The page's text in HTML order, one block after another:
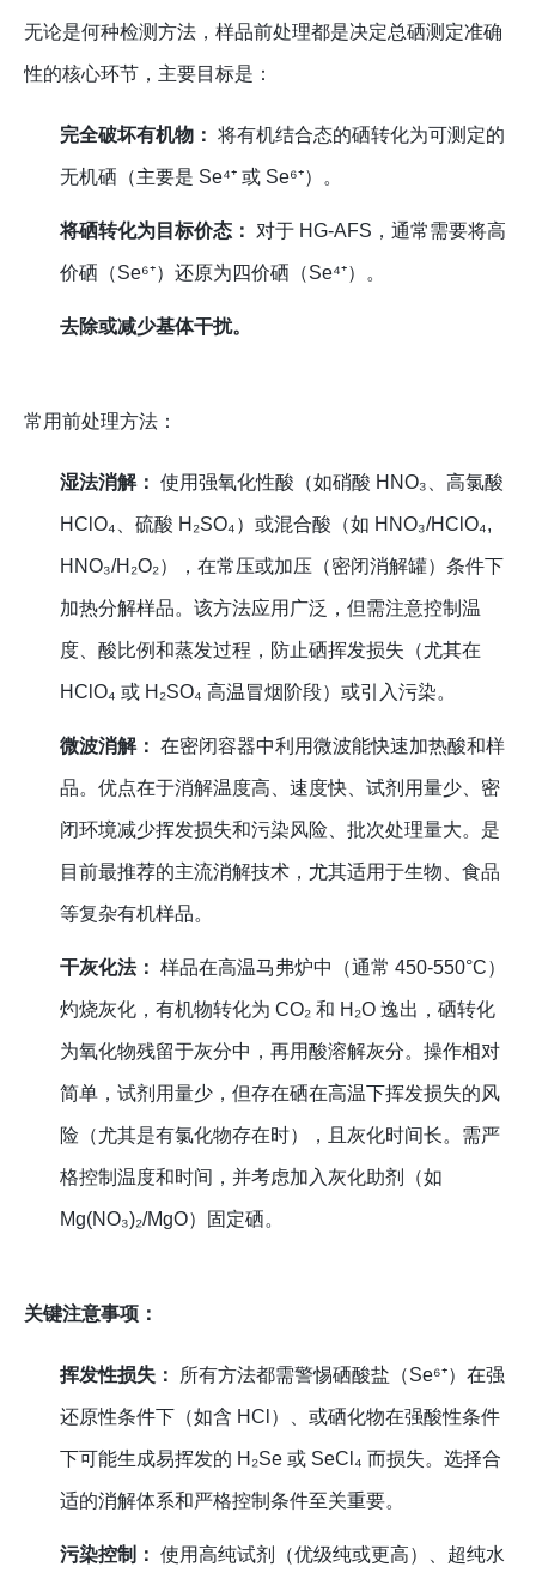
无论是何种检测方法，样品前处理都是决定总硒测定准确
性的核心环节，主要目标是：
完全破坏有机物： 将有机结合态的硒转化为可测定的
无机硒（主要是 Se⁴⁺ 或 Se⁶⁺）。
将硒转化为目标价态： 对于 HG-AFS，通常需要将高
价硒（Se⁶⁺）还原为四价硒（Se⁴⁺）。
去除或减少基体干扰。
常用前处理方法：
湿法消解： 使用强氧化性酸（如硝酸 HNO₃、高氯酸
HClO₄、硫酸 H₂SO₄）或混合酸（如 HNO₃/HClO₄,
HNO₃/H₂O₂），在常压或加压（密闭消解罐）条件下
加热分解样品。该方法应用广泛，但需注意控制温
度、酸比例和蒸发过程，防止硒挥发损失（尤其在
HClO₄ 或 H₂SO₄ 高温冒烟阶段）或引入污染。
微波消解： 在密闭容器中利用微波能快速加热酸和样
品。优点在于消解温度高、速度快、试剂用量少、密
闭环境减少挥发损失和污染风险、批次处理量大。是
目前最推荐的主流消解技术，尤其适用于生物、食品
等复杂有机样品。
干灰化法： 样品在高温马弗炉中（通常 450-550°C）
灼烧灰化，有机物转化为 CO₂ 和 H₂O 逸出，硒转化
为氧化物残留于灰分中，再用酸溶解灰分。操作相对
简单，试剂用量少，但存在硒在高温下挥发损失的风
险（尤其是有氯化物存在时），且灰化时间长。需严
格控制温度和时间，并考虑加入灰化助剂（如
Mg(NO₃)₂/MgO）固定硒。
关键注意事项：
挥发性损失： 所有方法都需警惕硒酸盐（Se⁶⁺）在强
还原性条件下（如含 HCl）、或硒化物在强酸性条件
下可能生成易挥发的 H₂Se 或 SeCl₄ 而损失。选择合
适的消解体系和严格控制条件至关重要。
污染控制： 使用高纯试剂（优级纯或更高）、超纯水